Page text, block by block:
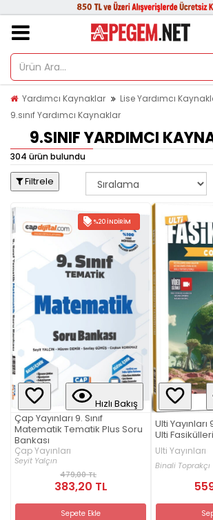
Yardımcı Kaynaklar
Lise Yardımcı
9.sınıf Yardımcı Kaynaklar
9.SINIF YARDIMCI
304 ürün bulundu
Filtrele
%20 İNDIRIM
Hızlı Bakış
Çap Yayınları 9. Sınıf
Matematik Tematik Plus Soru
Bankası
Çap Yayınları
Seyit Yalçın
479,00 TL
383,20 TL
Sepete Ekle
Ulti Yayınları
Ulti Fasikülleri
Ulti Yayınları
Binali Toprakçı